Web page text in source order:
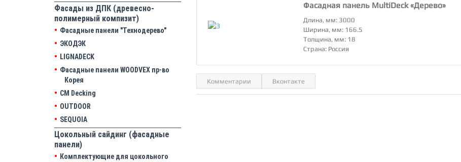
Фасадная панель MultiDeck «Дерево»
Длина, мм: 3000
Ширина, мм: 166.5
Толщина, мм: 18
Страна: Россия
Комментарии Вконтакте
Фасады из ДПК (древесно-
полимерный компизит)
Фасадные панели "Технодерево"
ЭКОДЭК
LIGNADECK
Фасадные панели WOODVEX пр-во
Корея
CM Decking
OUTDOOR
SEQUOIA
Цокольный сайдинг (фасадные
панели)
Комплектующие для цокольного